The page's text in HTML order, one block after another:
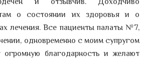
о состоянии их здоровья и о
лечения. Все пациенты палаты №7,
одновременно с моим супругом
благодарность и желают